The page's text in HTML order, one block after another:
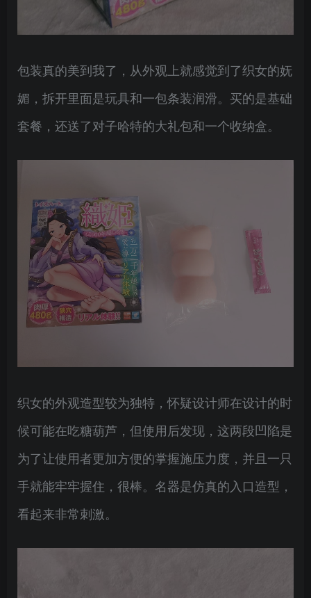
包装真的美到我了，从外观上就感觉到了织女的妩
媚，拆开里面是玩具和一包条装润滑。买的是基础
套餐，还送了对子哈特的大礼包和一个收纳盒。
织女的外观造型较为独特，怀疑设计师在设计的时
候可能在吃糖葫芦，但使用后发现，这两段凹陷是
为了让使用者更加方便的掌握施压力度，并且一只
手就能牢牢握住，很棒。名器是仿真的入口造型，
看起来非常刺激。